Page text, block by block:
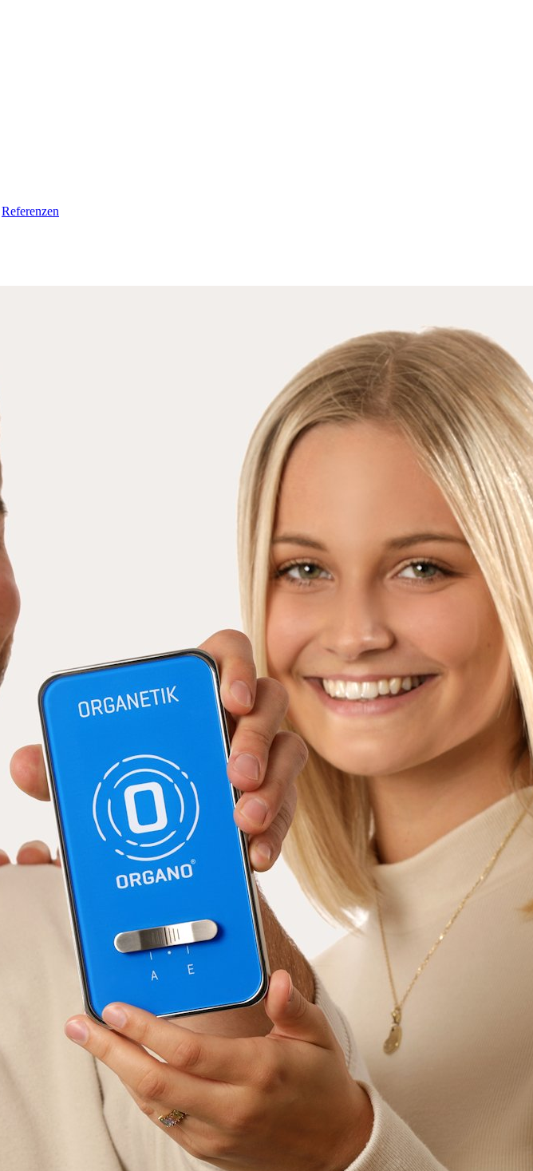
Referenzen